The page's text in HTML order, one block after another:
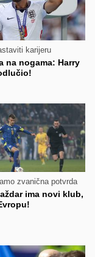
karijeru
na nogama: Harry
zvanična potvrda
ima novi klub,